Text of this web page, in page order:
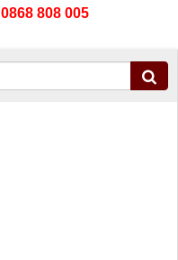
0868 808 005